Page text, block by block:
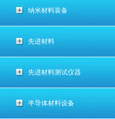
纳米材料装备
先进材料
先进材料测试仪器
半导体材料设备